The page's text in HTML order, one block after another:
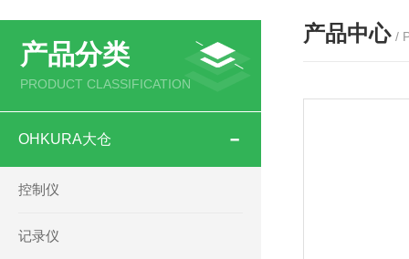
产品分类
PRODUCT CLASSIFICATION
OHKURA大仓
控制仪
记录仪
产品中心 /